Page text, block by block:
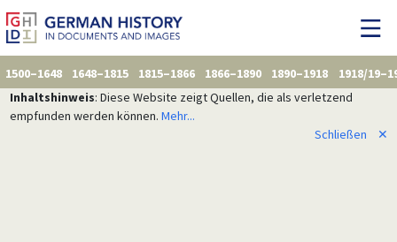
1500–1648 1648–1815 1815–1866 1866–1890 1890–1918
1918/
Inhaltshinweis: Diese Website zeigt Quellen, die als verletzend
empfunden werden können. Mehr...
Schließen
✕